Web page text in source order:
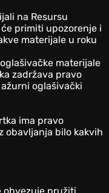
na Resursu
primiti upozorenje i
materijale u roku
materijale
zadržava pravo
oglašivački
ima pravo
obavljanja bilo kakvih